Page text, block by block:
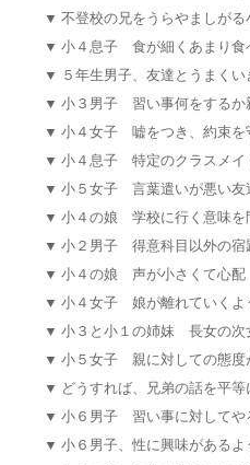
▼ 不登校の兄をうらやましがる
▼ 小４息子 食が細くあまり食
▼
５年生男子、友達とうまくい
▼ 小３男子 習い事何をするか
▼ 小４女子 嘘をつき、約束を
▼ 小４息子 特定のクラスメイ
▼ 小５女子 言葉遣いが悪い友
▼ 小４の娘 学校に行く意味を
▼ 小２男子 得意科目以外の宿
▼ 小４の娘 声が小さくて心配
▼ 小４女子 娘が離れていくよ
▼ 小３と小１の姉妹 長女の次
▼ 小５女子 親に対しての態度
▼ どうすれば、兄弟の話を平等
▼ 小６男子 習い事に対してや
▼ 小６男子、性に興味があるよ